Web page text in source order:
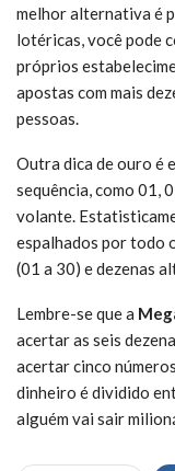
melhor alternativa é
lotéricas, você pode
próprios
apostas com mais
pessoas.
Outra dica de ouro é
sequência, como 01,
volante.
espalhados por todo
(01 a 30) e dezenas
Lembre-se que a
acertar as seis
acertar cinco
dinheiro é dividido
alguém vai sair